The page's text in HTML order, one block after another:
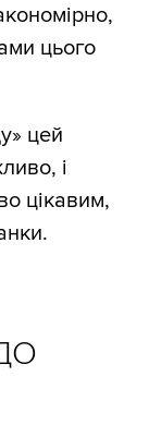
цього
цей
і
цікавим,